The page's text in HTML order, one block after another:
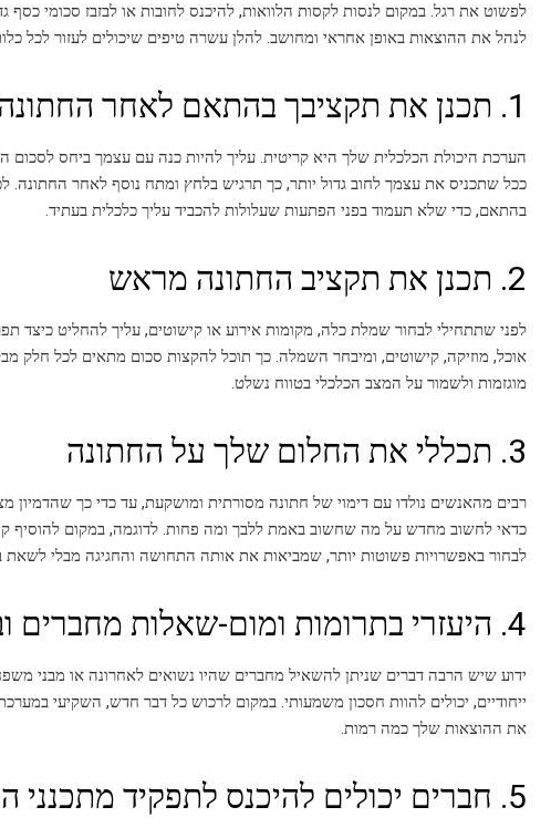
לפשוט את רגל. במקום לנסות לקסות הלוואות, להיכנס לחובות או לבזבז סכומי כסף
לנהל את ההוצאות באופן אחראי ומחושב. להלן עשרה טיפים שיכולים לעזור לכל
1. תכנן את תקציבך בהתאם לאחר החתונה
הערכת היכולת הכלכלית שלך היא קריטית. עליך להיות כנה עם עצמך ביחס לסכום
ככל שתכניס את עצמך לחוב גדול יותר, כך תרגיש בלחץ ומתח נוסף לאחר
בהתאם, כדי שלא תעמוד בפני הפתעות שעלולות להכביד עליך כלכלית בעתיד.
2. תכנן את תקציב החתונה מראש
לפני שתתחילי לבחור שמלת כלה, מקומות אירוע או קישוטים, עליך להחליט כיצד
אוכל, מוזיקה, קישוטים, ומיבחר השמלה. כך תוכל להקצות סכום מתאים לכל חלק
מוגזמות ולשמור על המצב הכלכלי בטווח נשלט.
3. תכללי את החלום שלך על החתונה
רבים מהאנשים נולדו עם דימוי של חתונה מסורתית ומושקעת, עד כדי כך שהדמיון
כדאי לחשוב מחדש על מה שחשוב באמת ללבך ומה פחות. לדוגמה, במקום להוסיף
לבחור באפשרויות פשוטות יותר, שמביאות את אותה התחושה והחגיגה מבלי לשאת
4. היעזרי בתרומות ומום-שאלות מחברים ובני משפחה
ידוע שיש הרבה דברים שניתן להשאיל מחברים שהיו נשואים לאחרונה או מבני
ייחודיים, יכולים להוות חסכון משמעותי. במקום לרכוש כל דבר חדש, השקיעי
את ההוצאות שלך כמה רמות.
5. חברים יכולים להיכנס לתפקיד מתכנני החתונה